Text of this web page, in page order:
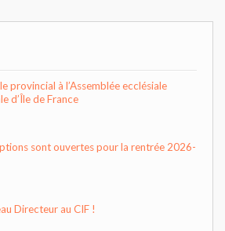
provincial à l’Assemblée ecclésiale
d’Île de France
sont ouvertes pour la rentrée 2026-
Directeur au CIF !